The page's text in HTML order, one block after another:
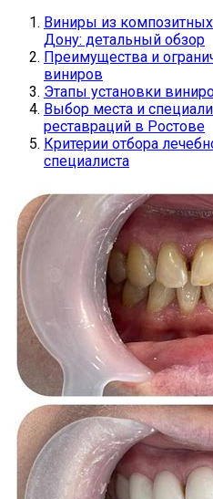
Виниры из
Дону: детальный обзор
Преимущества и
виниров
Этапы установки
Выбор места и
реставраций в Ростове
Критерии отбора
специалиста